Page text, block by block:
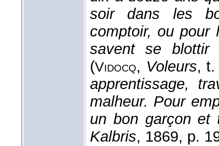
soir dans les
comptoir, ou pour
savent se blottir
(Vidocq, Voleurs, t.
apprentissage,
malheur. Pour
un bon garçon et
Kalbris, 1869, p.